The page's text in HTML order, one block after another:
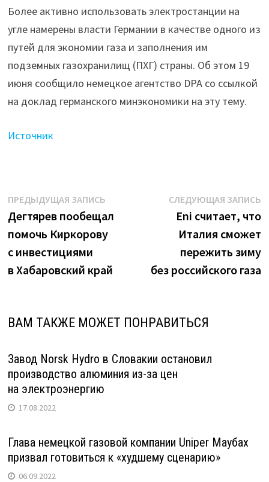
на угле"
Более активно использовать электростанции на
угле намерены власти Германии в качестве одного из
путей для экономии газа и заполнения им
подземных газохранилищ (ПХГ) страны. Об этом 19
июня сообщило немецкое агентство DPA со ссылкой
на доклад германского минэкономики на эту тему.
Источник
Навигация
по
записям
ПРЕДЫДУЩАЯ ЗАПИСЬПредыдущая
запись:
Дегтярев пообещал
помочь Киркорову
с инвестициями
в Хабаровский край
СЛЕДУЮЩАЯ ЗАПИСЬ
Eni считает, что
Италия сможет
пережить зиму
без российского газа
ВАМ ТАКЖЕ МОЖЕТ ПОНРАВИТЬСЯ
Завод Norsk Hydro в Словакии остановил
производство алюминия из-за цен
на электроэнергию
17.08.2022
Глава немецкой газовой компании Uniper Маубах
призвал готовиться к «худшему сценарию»
06.09.2022